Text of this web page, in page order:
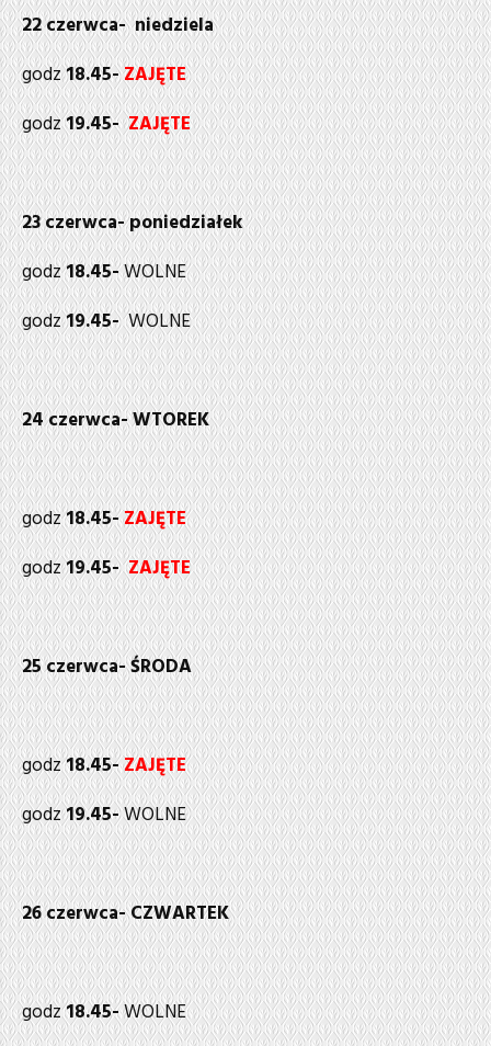
22 czerwca- niedziela
godz18.45-ZAJĘTE
godz19.45-ZAJĘTE
23 czerwca- poniedziałek
godz18.45-WOLNE
godz19.45-WOLNE
24 czerwca-WTOREK
godz18.45-ZAJĘTE
godz19.45-ZAJĘTE
25 czerwca- ŚRODA
godz18.45-ZAJĘTE
godz19.45-WOLNE
26 czerwca- CZWARTEK
godz18.45-WOLNE